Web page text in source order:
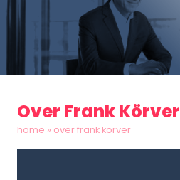
Over Frank Körver
home » over frank körver